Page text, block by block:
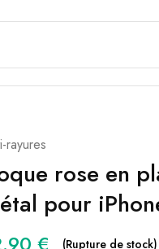
rayures
rose en
pour
(Rupture de stock)